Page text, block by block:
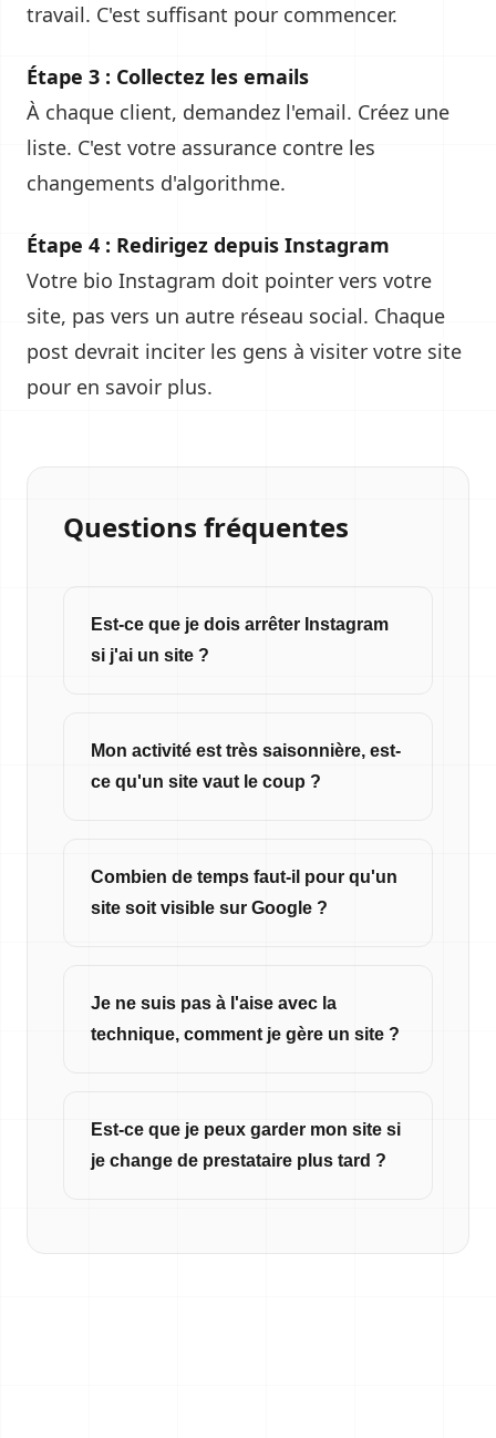
travail. C'est suffisant pour commencer.
Étape 3 : Collectez les emails
À chaque client, demandez l'email. Créez une
liste. C'est votre assurance contre les
changements d'algorithme.
Étape 4 : Redirigez depuis Instagram
Votre bio Instagram doit pointer vers votre
site, pas vers un autre réseau social. Chaque
post devrait inciter les gens à visiter votre site
pour en savoir plus.
Questions fréquentes
Est-ce que je dois arrêter Instagram
si j'ai un site ?
Mon activité est très saisonnière, est-
ce qu'un site vaut le coup ?
Combien de temps faut-il pour qu'un
site soit visible sur Google ?
Je ne suis pas à l'aise avec la
technique, comment je gère un site ?
Est-ce que je peux garder mon site si
je change de prestataire plus tard ?